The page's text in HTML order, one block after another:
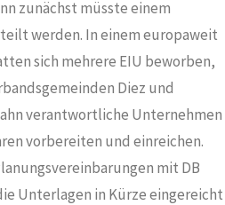
zunächst müsste einem
werden. In einem europaweit
sich mehrere EIU beworben,
Diez und
verantwortliche Unternehmen
vorbereiten und einreichen.
mit DB
Unterlagen in Kürze eingereicht